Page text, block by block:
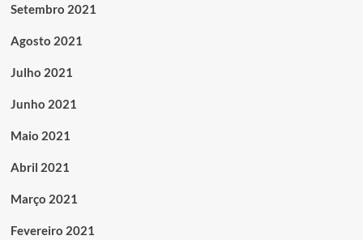
Setembro 2021
Agosto 2021
Julho 2021
Junho 2021
Maio 2021
Abril 2021
Março 2021
Fevereiro 2021